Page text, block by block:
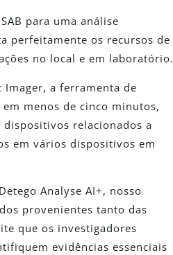
para uma análise
perfeitamente os recursos de
no local e em laboratório.
Imager, a ferramenta de
menos de cinco minutos,
relacionados a
em vários dispositivos em
Analyse AI+, nosso
provenientes tanto das
que os investigadores
evidências essenciais